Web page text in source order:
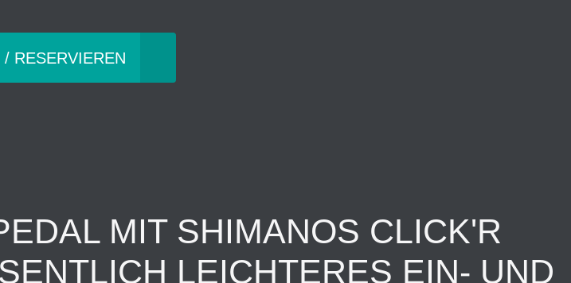
RESERVIEREN
MIT SHIMANOS CLICK'R
LEICHTERES EIN- UND